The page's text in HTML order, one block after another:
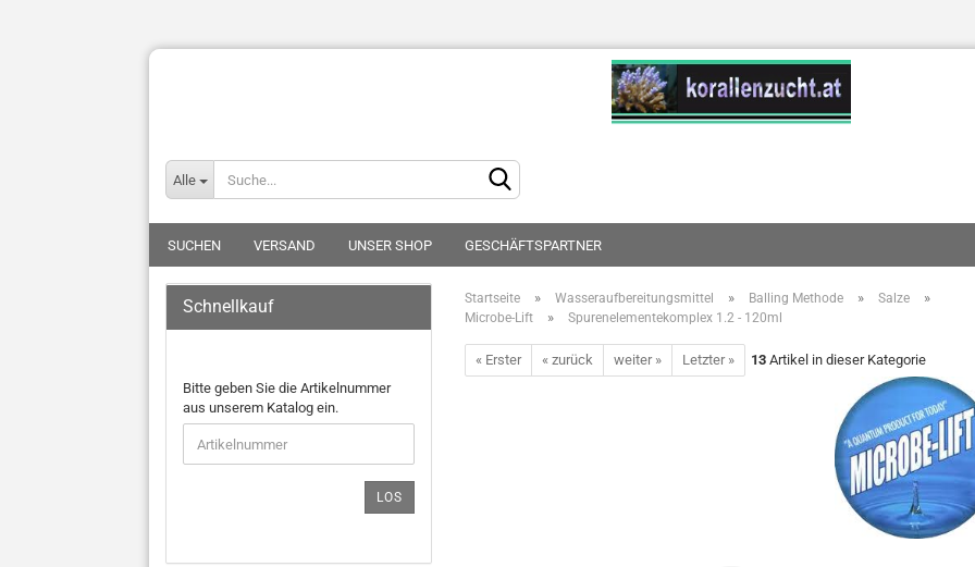
Sprache auswählen
Passwort vergessen?
Alle
SUCHEN VERSAND UNSER SHOP GESCHÄFTSPARTNER
Startseite » Wasseraufbereitungsmittel » Balling Methode » Salze »
Microbe-Lift » Spurenelementekomplex 1.2 - 120ml
« Erster « zurück weiter » Letzter » 13 Artikel in dieser Kategorie
Schnellkauf
Bitte geben Sie die Artikelnummer
aus unserem Katalog ein.
LOS